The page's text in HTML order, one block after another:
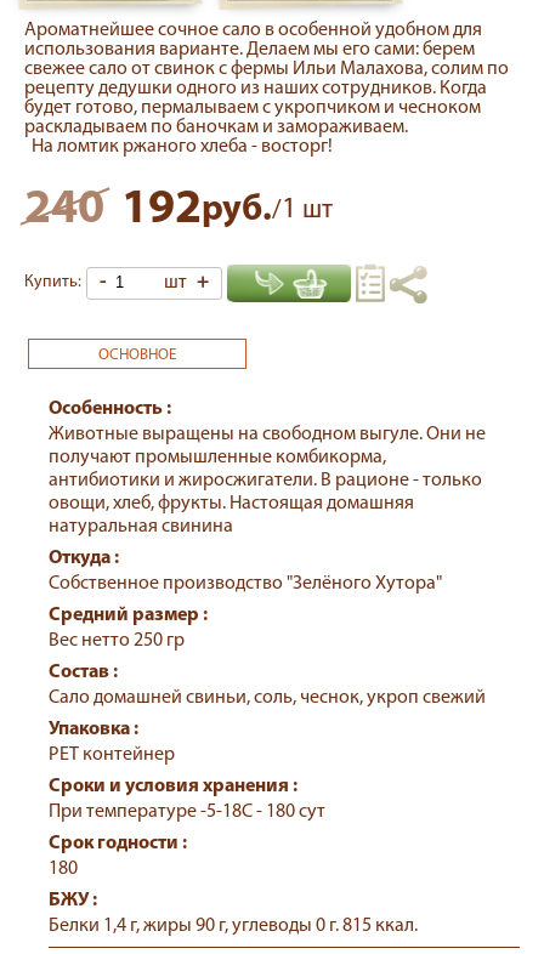
Ароматнейшее сочное сало в особенной удобном для
использования варианте. Делаем мы его сами: берем
свежее сало от свинок с фермы Ильи Малахова, солим по
рецепту дедушки одного из наших сотрудников. Когда
будет готово, пермалываем с укропчиком и чесноком
раскладываем по баночкам и замораживаем.
На ломтик ржаного хлеба - восторг!
240 192руб./1 шт
Купить: - шт +
ОСНОВНОЕ
Особенность :
Животные выращены на свободном выгуле. Они не
получают промышленные комбикорма,
антибиотики и жиросжигатели. В рационе - только
овощи, хлеб, фрукты. Настоящая домашняя
натуральная свинина
Откуда :
Собственное производство "Зелёного Хутора"
Средний размер :
Вес нетто 250 гр
Состав :
Сало домашней свиньи, соль, чеснок, укроп свежий
Упаковка :
РЕТ контейнер
Сроки и условия хранения :
При температуре -5-18С - 180 сут
Срок годности :
180
БЖУ :
Белки 1,4 г, жиры 90 г, углеводы 0 г. 815 ккал.